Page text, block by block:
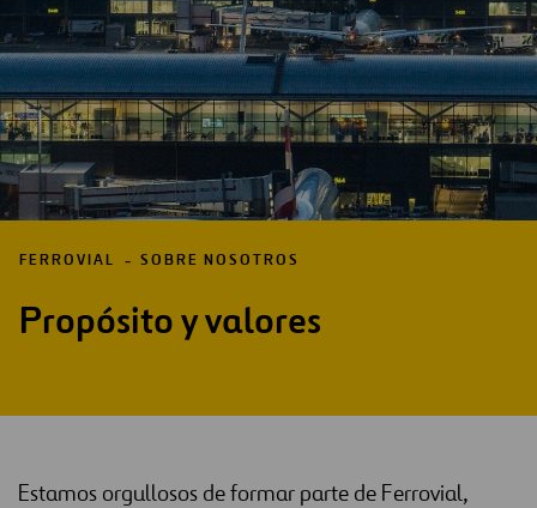
FERROVIAL SOBRE NOSOTROS
Propósito y valores
Estamos orgullosos de formar parte de Ferrovial,